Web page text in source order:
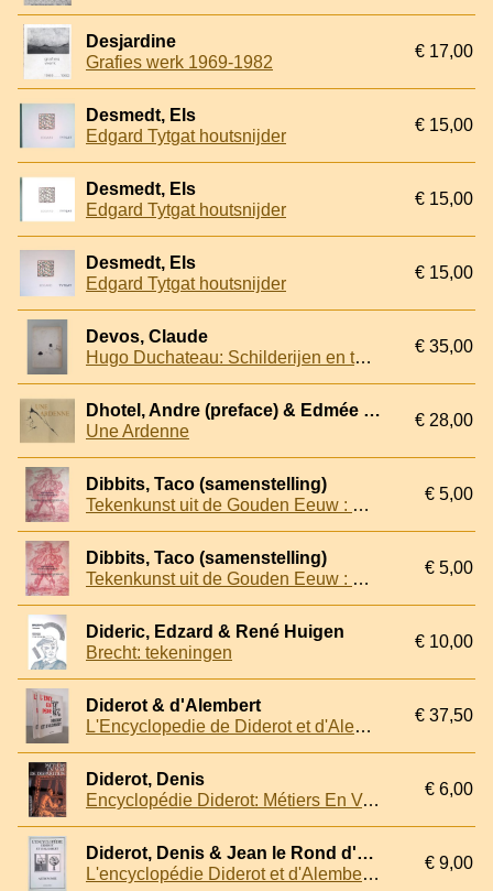
Desjardine
Grafies werk 1969-1982
€ 17,00
Desmedt, Els
Edgard Tytgat houtsnijder
€ 15,00
Desmedt, Els
Edgard Tytgat houtsnijder
€ 15,00
Desmedt, Els
Edgard Tytgat houtsnijder
€ 15,00
Devos, Claude
Hugo Duchateau: Schilderijen en tekeningen 1975-1976
€ 35,00
Dhotel, Andre (preface) & Edmée Schmittel
Une Ardenne
€ 28,00
Dibbits, Taco (samenstelling)
Tekenkunst uit de Gouden Eeuw : Kunstenaars geboren tussen 1580 en 1600 = Drawings from the Golden Age : Artists born between 1580 and 1600
€ 5,00
Dibbits, Taco (samenstelling)
Tekenkunst uit de Gouden Eeuw : Kunstenaars geboren tussen 1580 en 1600 = Drawings from the Golden Age : Artists born between 1580 and 1600
€ 5,00
Dideric, Edzard & René Huigen
Brecht: tekeningen
€ 10,00
Diderot & d'Alembert
L'Encyclopedie de Diderot et d'Alembert (2 volumes)
€ 37,50
Diderot, Denis
Encyclopédie Diderot: Métiers En Voie De Disparition
€ 6,00
Diderot, Denis & Jean le Rond d'Alembert
L'encyclopédie Diderot et d'Alembert: Astronomie
€ 9,00